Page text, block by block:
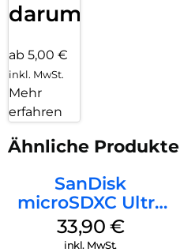
darum!
ab 5,00 €
inkl. MwSt.
Mehr
erfahren
Ähnliche Produkte
SanDisk
microSDXC Ultra
128 GB + Adapter
Mobile
33,90 €
inkl. MwSt.